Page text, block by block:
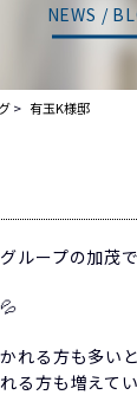
NEWS /
有玉K様邸
ループの加茂で
れる方も多い
る方も増えて